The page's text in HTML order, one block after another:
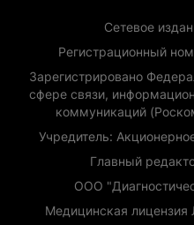
Сетевое
Регистрационный
Зарегистрировано
сфере связи,
коммуникаций
Учредитель:
Главный
ООО
Медицинская